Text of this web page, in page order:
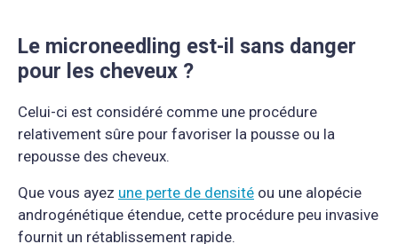
Le microneedling est-il sans danger
pour les cheveux ?
Celui-ci est considéré comme une procédure
relativement sûre pour favoriser la pousse ou la
repousse des cheveux.
Que vous ayez une perte de densité ou une alopécie
androgénétique étendue, cette procédure peu invasive
fournit un rétablissement rapide.